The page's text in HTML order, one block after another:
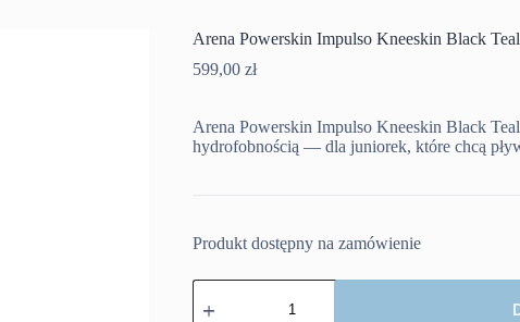
Arena Powerskin Impulso Kneeskin Black
599,00 zł
Arena Powerskin Impulso Kneeskin Black
hydrofobnością — dla juniorek, które chcą
Produkt dostępny na zamówienie
ilość
Arena